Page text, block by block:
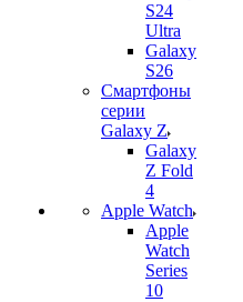
S24
Ultra
Galaxy
S26
Смартфоны
серии
Galaxy Z
Galaxy
Z Fold
4
Apple Watch
Apple
Watch
Series
10